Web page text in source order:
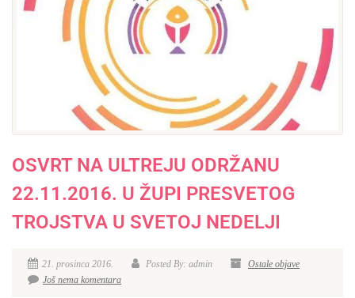
OSVRT NA ULTREJU ODRŽANU
22.11.2016. U ŽUPI PRESVETOG
TROJSTVA U SVETOJ NEDELJI
21. prosinca 2016. Posted By: admin
Ostale objave
Još nema komentara